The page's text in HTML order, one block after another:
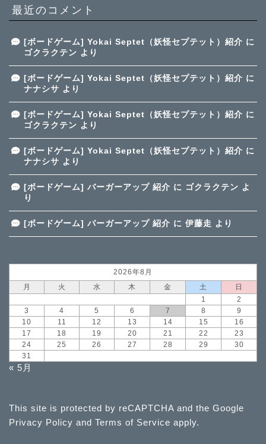
最近のコメント
[ボードゲーム] Yokai Septet（妖怪セプテット）紹介 に
ゴクラクテン より
[ボードゲーム] Yokai Septet（妖怪セプテット）紹介 に
ナナシサ より
[ボードゲーム] Yokai Septet（妖怪セプテット）紹介 に
ゴクラクテン より
[ボードゲーム] Yokai Septet（妖怪セプテット）紹介 に
ナナシサ より
[ボードゲーム] バーガーアップ 紹介 に ゴクラクテン よ
り
[ボードゲーム] バーガーアップ 紹介 に 伊藤走 より
2026年8月
月
火 水 木 金 土
日
1
2
3
4 5 6 7 8
9
10
11 12 13 14 15
16
17
18 19 20 21 22
23
24
25 26 27 28 29
30
31
« 5月
This site is protected by reCAPTCHA and the Google
Privacy Policy and Terms of Service apply.